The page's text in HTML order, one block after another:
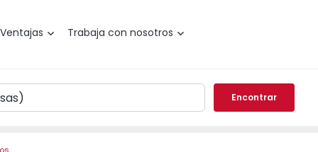
Ventajas Trabaja con nosotros
Encontrar